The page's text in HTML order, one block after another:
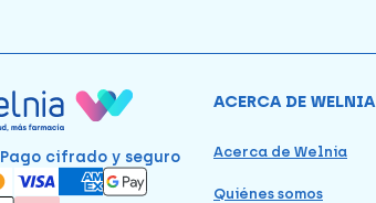
Pago cifrado y seguro
ACERCA DE WELNIA
Acerca de Welnia
Quiénes somos